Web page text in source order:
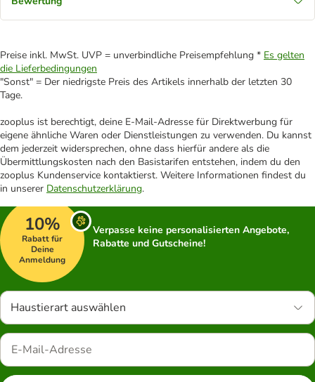
Preise inkl. MwSt. UVP = unverbindliche Preisempfehlung * Es gelten
die Lieferbedingungen
"Sonst" = Der niedrigste Preis des Artikels innerhalb der letzten 30
Tage.
zooplus ist berechtigt, deine E-Mail-Adresse für Direktwerbung für
eigene ähnliche Waren oder Dienstleistungen zu verwenden. Du kannst
dem jederzeit widersprechen, ohne dass hierfür andere als die
Übermittlungskosten nach den Basistarifen entstehen, indem du den
zooplus Kundenservice kontaktierst. Weitere Informationen findest du
in unserer Datenschutzerklärung.
10%
Rabatt für
Deine
Anmeldung
Verpasse keine personalisierten Angebote,
Rabatte und Gutscheine!
Haustierart auswählen